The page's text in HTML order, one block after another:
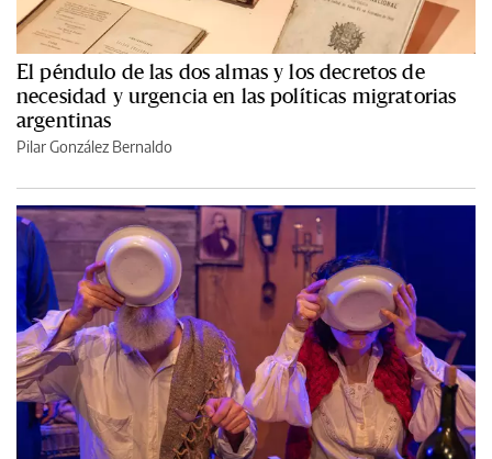
El péndulo de las dos almas y los decretos de
necesidad y urgencia en las políticas migratorias
argentinas
Pilar González Bernaldo